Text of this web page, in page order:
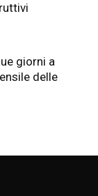
giorni a
delle